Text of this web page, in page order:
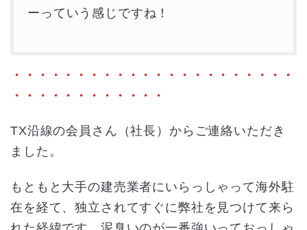
ーっていう感じですね！
・・・・・・・・・・・・・・・・・・・・・・
・・・・・・・・・・・・
TX沿線の会員さん（社長）からご連絡いただき
ました。
もともと大手の建売業者にいらっしゃって海外駐
在を経て、独立されてすぐに弊社を見つけて来ら